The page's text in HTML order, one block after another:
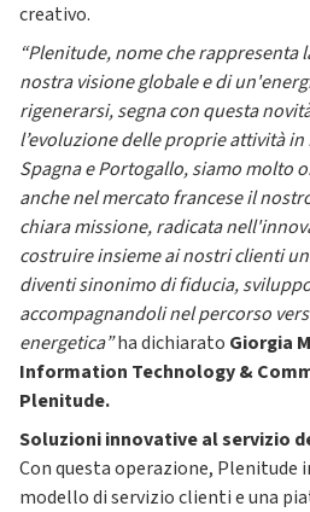
creativo.
“Plenitude, nome cherappresenta
nostra visione globale e di
rigenerarsi, segna con questa
l’evoluzione delle proprie attività
Spagna e Portogallo, siamo molto
anche nel mercato francese il
chiara missione, radicata
costruire insieme ai nostri clienti
diventi sinonimo di fiducia,
accompagnandoli nel percorso
energetica”ha dichiarato Giorgia
Information Technology &
Plenitude.
Soluzioni innovative al servizio
Con questa operazione, Plenitude
modello di servizio clienti e una